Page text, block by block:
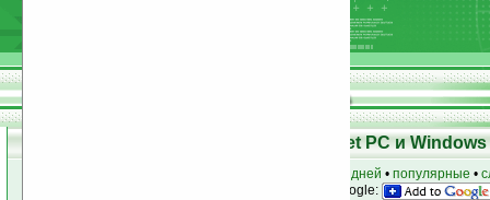
25
Программы для КПК Pocket PC и Windows
за 7 дней • популярные •
на Google: